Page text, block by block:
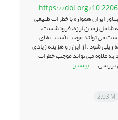
https://doi.org/
ایران همواره با خطرات طبیعی
زمین لرزه، فرونشست،
می­ تواند موجب آسیب ­های
شود. از این رو هزینه زیادی
علاوه می ­تواند موجب خطرات
بررسی ... بیشتر
2.03 M